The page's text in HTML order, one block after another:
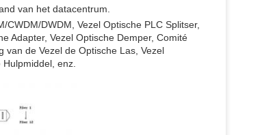
van het datacentrum.
DWDM, Vezel Optische PLC Splitser,
Adapter, Vezel Optische Demper, Comité
van de Vezel de Optische Las, Vezel
enz.